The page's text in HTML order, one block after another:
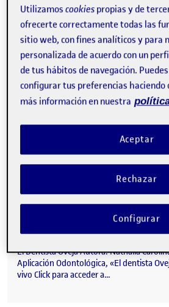
22 Marzo, 2026
Publicado por
Publicado por
Nathalia Carolina Padrón Bavutti
Visibilidad:
Pública- Fecha de publicación
22 Mar 202623 marzo, 2026
-comentario
El Dentista Oveja Autora: Nathalia
Aplicación Odontológica, «El dentista
vivo Click para acceder a…
Utilizamoscookies propias y de
ofrecerte correctamente todas las
sitio web, con fines analíticos y para
personalizada de acuerdo con un
de tus hábitos de navegación.
configurar tus preferencias haciendo
más información en nuestra
Rechazar
Aceptar
Configurar